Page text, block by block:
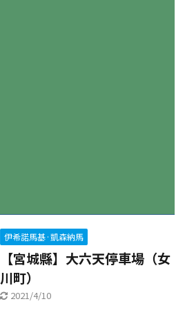
伊希諾馬基·凱森納馬
【宮城縣】大六天停車場（女
川町）
2021/4/10